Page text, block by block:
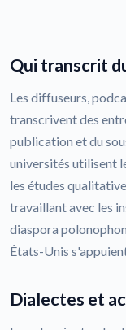
Qui transcrit
Les diffuseurs,
transcrivent des
publication et du
universités utilisent
les études
travaillant avec les
diaspora
États-Unis
Dialectes et